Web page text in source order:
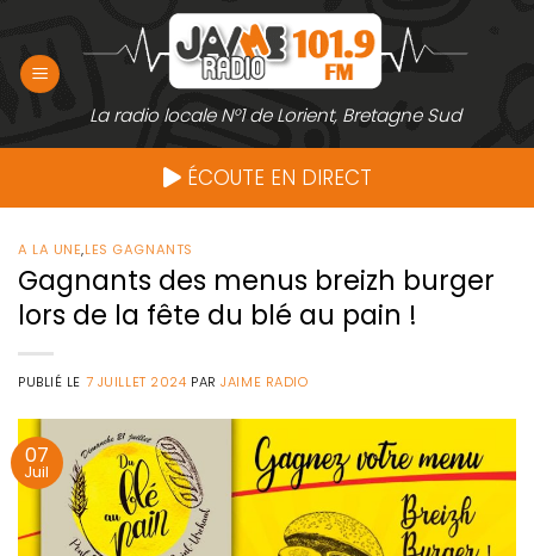
contenu
La radio locale N°1 de Lorient, Bretagne Sud
ÉCOUTE EN DIRECT
A LA UNE,LES GAGNANTS
Gagnants des menus breizh burger
lors de la fête du blé au pain !
PUBLIÉ LE 7 JUILLET 2024 PARJAIME RADIO
07
Juil